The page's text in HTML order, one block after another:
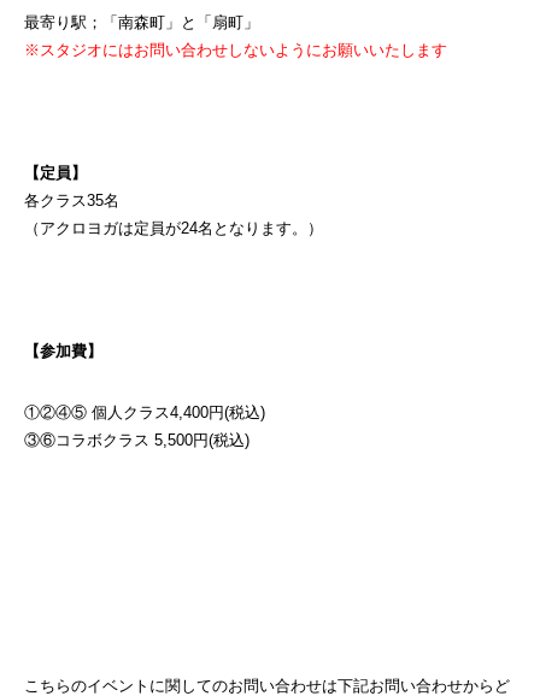
最寄り駅；「南森町」と「扇町」
※スタジオにはお問い合わせしないようにお願いいたします
【定員】
各クラス35名
（アクロヨガは定員が24名となります。）
【参加費】
①②④⑤ 個人クラス4,400円(税込)
③⑥コラボクラス 5,500円(税込)
こちらのイベントに関してのお問い合わせは下記お問い合わせからど